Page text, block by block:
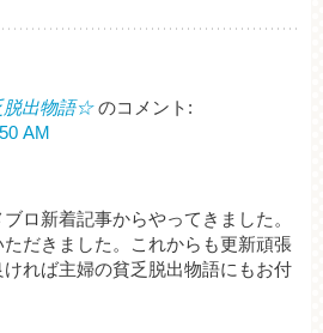
脱出物語☆ のコメント:
AM
ロ新着記事からやってきました。
だきました。これからも更新頑張
れば主婦の貧乏脱出物語にもお付